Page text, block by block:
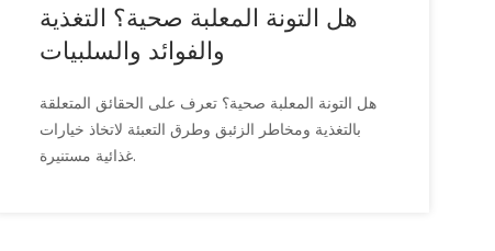
هل التونة المعلبة صحية؟ التغذية
والفوائد والسلبيات
هل التونة المعلبة صحية؟ تعرف على الحقائق المتعلقة
بالتغذية ومخاطر الزئبق وطرق التعبئة لاتخاذ خيارات
غذائية مستنيرة.